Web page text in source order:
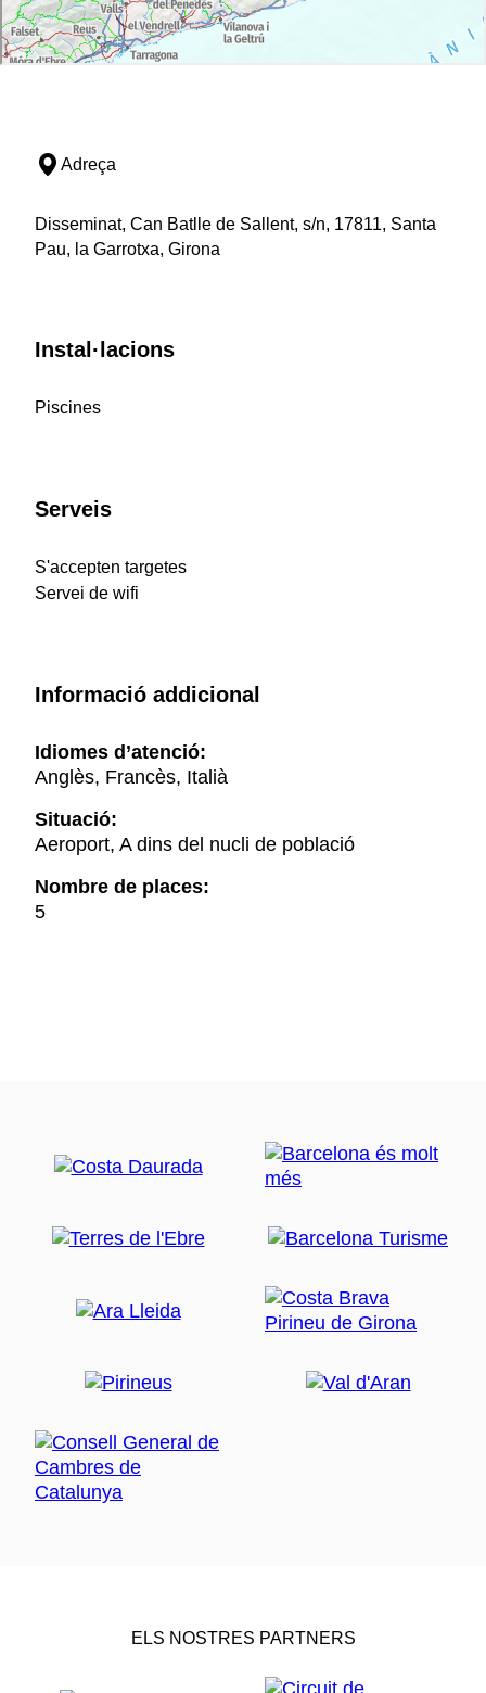
Adreça
Disseminat, Can Batlle de Sallent, s/n, 17811, Santa
Pau, la Garrotxa, Girona
Instal·lacions
Piscines
Serveis
S'accepten targetes
Servei de wifi
Informació addicional
Idiomes d’atenció:
Anglès, Francès, Italià
Situació:
Aeroport, A dins del nucli de població
Nombre de places:
5
ELS NOSTRES PARTNERS